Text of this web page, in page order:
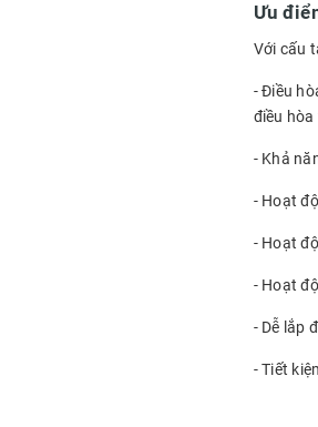
Ưu
Với cấu
- Điều
điều
- Khả
- Hoạt
- Hoạt
- Hoạt
- Dễ lắp
- Tiết